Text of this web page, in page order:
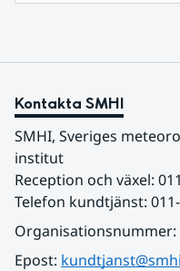
Kontakta SMHI
SMHI, Sveriges
institut
Reception och växel:
Telefon kundtjänst:
Organisationsnummer:
Epost: